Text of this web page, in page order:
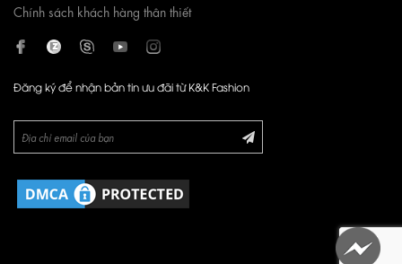
Chính sách khách hàng thân thiết
Đăng ký để nhận bản tin ưu đãi từ K&K Fashion